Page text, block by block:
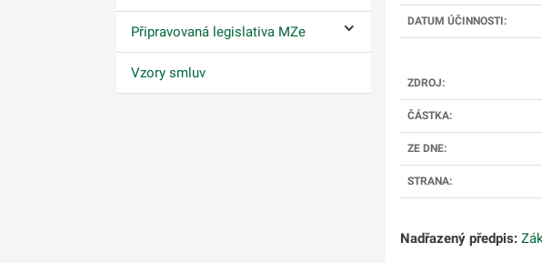
Připravovaná legislativa MZe Ovládání podmenu
Vzory smluv
DATUM ÚČINNOSTI:
ZDROJ:
ČÁSTKA:
ZE DNE:
STRANA:
Nadřazený předpis: